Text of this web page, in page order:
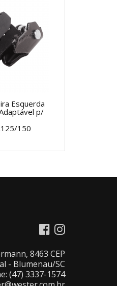
Esquerda
p/
150
8463 CEP
- Blumenau/SC
(47) 3337-1574